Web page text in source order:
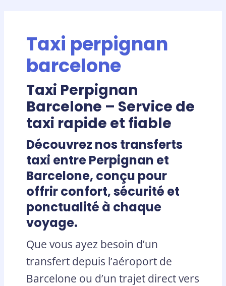
Taxi perpignan
barcelone
Taxi Perpignan
Barcelone – Service de
taxi rapide et fiable
Découvrez nos transferts
taxi entre Perpignan et
Barcelone, conçu pour
offrir confort, sécurité et
ponctualité à chaque
voyage.
Que vous ayez besoin d’un
transfert depuis l’aéroport de
Barcelone ou d’un trajet direct vers